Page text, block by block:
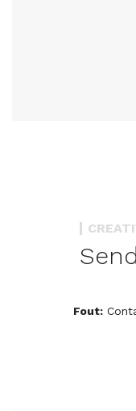
Fout: